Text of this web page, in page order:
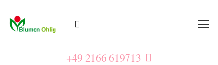
+49 2166 619713